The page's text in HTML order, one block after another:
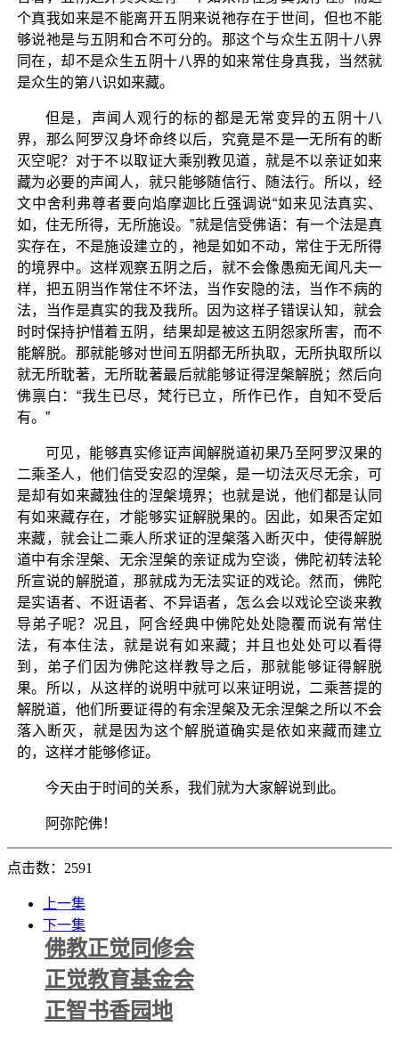
个真我如来是不能离开五阴来说祂存在于世间，但也不能
够说祂是与五阴和合不可分的。那这个与众生五阴十八界
同在，却不是众生五阴十八界的如来常住身真我，当然就
是众生的第八识如来藏。
但是，声闻人观行的标的都是无常变异的五阴十八
界，那么阿罗汉身坏命终以后，究竟是不是一无所有的断
灭空呢？对于不以取证大乘别教见道，就是不以亲证如来
藏为必要的声闻人，就只能够随信行、随法行。所以，经
文中舍利弗尊者要向焰摩迦比丘强调说“如来见法真实、
如，住无所得，无所施设。”就是信受佛语：有一个法是真
实存在，不是施设建立的，祂是如如不动，常住于无所得
的境界中。这样观察五阴之后，就不会像愚痴无闻凡夫一
样，把五阴当作常住不坏法，当作安隐的法，当作不病的
法，当作是真实的我及我所。因为这样子错误认知，就会
时时保持护惜着五阴，结果却是被这五阴怨家所害，而不
能解脱。那就能够对世间五阴都无所执取，无所执取所以
就无所耽著，无所耽著最后就能够证得涅槃解脱；然后向
佛禀白：“我生已尽，梵行已立，所作已作，自知不受后
有。”
可见，能够真实修证声闻解脱道初果乃至阿罗汉果的
二乘圣人，他们信受安忍的涅槃，是一切法灭尽无余，可
是却有如来藏独住的涅槃境界；也就是说，他们都是认同
有如来藏存在，才能够实证解脱果的。因此，如果否定如
来藏，就会让二乘人所求证的涅槃落入断灭中，使得解脱
道中有余涅槃、无余涅槃的亲证成为空谈，佛陀初转法轮
所宣说的解脱道，那就成为无法实证的戏论。然而，佛陀
是实语者、不诳语者、不异语者，怎么会以戏论空谈来教
导弟子呢？况且，阿含经典中佛陀处处隐覆而说有常住
法，有本住法，就是说有如来藏；并且也处处可以看得
到，弟子们因为佛陀这样教导之后，那就能够证得解脱
果。所以，从这样的说明中就可以来证明说，二乘菩提的
解脱道，他们所要证得的有余涅槃及无余涅槃之所以不会
落入断灭，就是因为这个解脱道确实是依如来藏而建立
的，这样才能够修证。
今天由于时间的关系，我们就为大家解说到此。
阿弥陀佛！
点击数：2591
上一集
下一集
佛教正觉同修会
正觉教育基金会
正智书香园地